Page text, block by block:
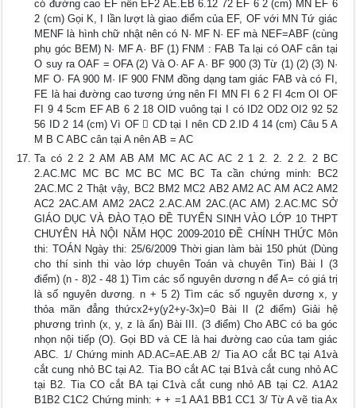
có đường cao EF nên EF2 AE.EB 6.12 72 EF 6 2 (cm) MN EF 6
2 (cm) Gọi K, I lần lượt là giao điểm của EF, OF với MN Tứ giác
MENF là hình chữ nhật nên có N· MF N· EF mà NEF=ABF (cùng
phụ góc BEM) N· MF A· BF (1) FNM : FAB Ta lại có OAF cân tại
O suy ra OAF = OFA (2) Và O· AF A· BF 900 (3) Từ (1) (2) (3) N·
MF O· FA 900 M· IF 900 FNM đồng dạng tam giác FAB và có FI,
FE là hai đường cao tương ứng nên FI MN FI 6 2 FI 4cm OI OF
FI 9 4 5cm EF AB 6 2 18 OID vuông tại I có ID2 OD2 OI2 92 52
56 ID 2 14 (cm) Vì OF  CD tại I nên CD 2.ID 4 14 (cm) Câu 5 A
M B C ABC cân tại A nên AB = AC
Ta có 2 2 2 AM AB AM MC AC AC AC 2 1 2. 2. 2 2. 2 BC
2.AC.MC MC BC MC BC MC BC Ta cần chứng minh: BC2
2AC.MC 2 Thật vậy, BC2 BM2 MC2 AB2 AM2 AC AM AC2 AM2
AC2 2AC.AM AM2 2AC2 2.AC.AM 2AC.(AC AM) 2.AC.MC SỞ
GIÁO DỤC VÀ ĐÀO TẠO ĐỀ TUYỂN SINH VÀO LỚP 10 THPT
CHUYÊN HÀ NỘI NĂM HỌC 2009-2010 ĐỀ CHÍNH THỨC Môn
thi: TOÁN Ngày thi: 25/6/2009 Thời gian làm bài 150 phút (Dùng
cho thí sinh thi vào lớp chuyên Toán và chuyên Tin) Bài I (3
điểm) (n - 8)2 - 48 1) Tìm các số nguyên dương n để A= có giá trị
là số nguyên dương. n + 5 2) Tìm các số nguyên dương x, y
thỏa mãn đẳng thứcx2+y(y2+y-3x)=0 Bài II (2 điểm) Giải hệ
phương trình (x, y, z là ẩn) Bài III. (3 điểm) Cho ABC có ba góc
nhọn nội tiếp (O). Gọi BD và CE là hai đường cao của tam giác
ABC. 1/ Chứng minh AD.AC=AE.AB 2/ Tia AO cắt BC tại A1và
cắt cung nhỏ BC tại A2. Tia BO cắt AC tại B1và cắt cung nhỏ AC
tại B2. Tia CO cắt BA tại C1và cắt cung nhỏ AB tại C2. A1A2
B1B2 C1C2 Chứng minh: + + =1 AA1 BB1 CC1 3/ Từ A vẽ tia Ax